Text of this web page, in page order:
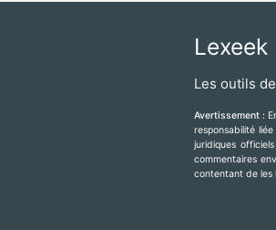
Lexeek
Les outils
Avertissement :
responsabilité
juridiques
commentaires
contentant de les